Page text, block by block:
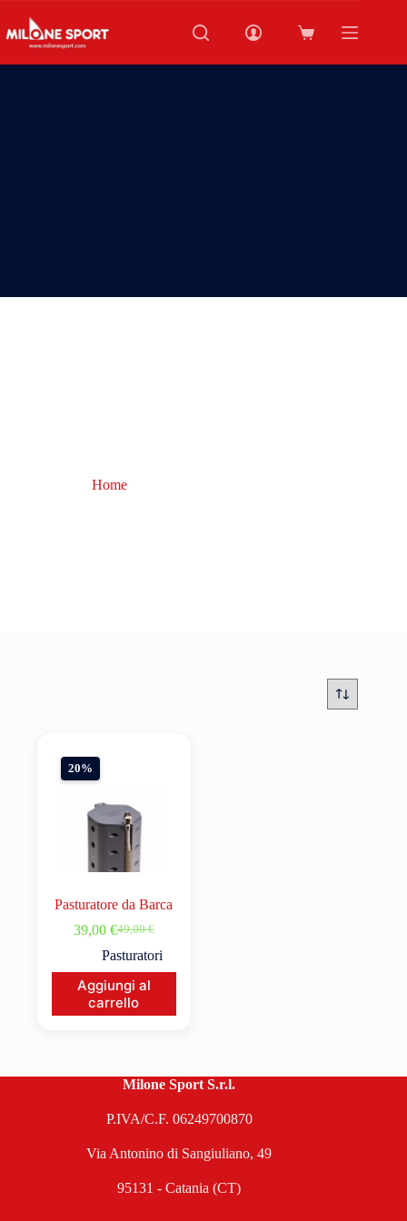
Home
20%
Pasturatore da Barca
49,00€
39,00 €
Pasturatori
Aggiungi al
carrello
Milone Sport S.r.l.
P.IVA/C.F. 06249700870
Via Antonino di Sangiuliano, 49
95131 - Catania (CT)